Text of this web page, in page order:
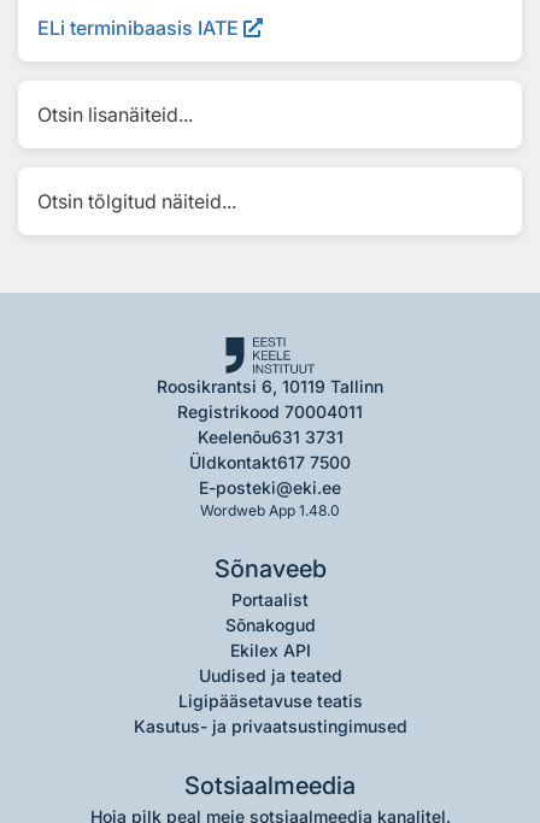
ELi terminibaasis IATE
Otsin lisanäiteid...
Otsin tõlgitud näiteid...
Roosikrantsi 6, 10119 Tallinn
Registrikood 70004011
Keelenõu631 3731
Üldkontakt617 7500
E-posteki@eki.ee
Wordweb App 1.48.0
Sõnaveeb
Portaalist
Sõnakogud
Ekilex API
Uudised ja teated
Ligipääsetavuse teatis
Kasutus- ja privaatsustingimused
Sotsiaalmeedia
Hoia pilk peal meie sotsiaalmeedia kanalitel.